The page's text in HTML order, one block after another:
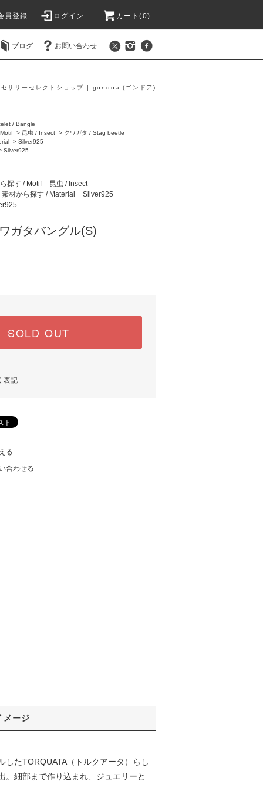
員登録 ログイン カート(0)
ブログ お問い合わせ
セサリーセレクトショップ | gondoa (ゴンドア)
/ Bangle
> 昆虫 / Insect > クワガタ / Stag beetle
> Silver925
Silver925
探す / Motif
昆虫 / Insect
素材から探す / Material
Silver925
ガタバングル(S)
SOLD OUT
表記
る
合わせる
メージ
たTORQUATA（トルクアータ）らし
細部まで作り込まれ、ジュエリーと